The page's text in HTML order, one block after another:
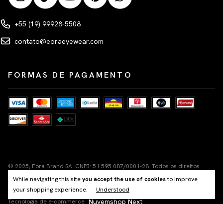
While navigating this siteyou accept the use of cookiesto improve
your shopping experience.
Understood
+55 (19) 99928-5508
contato@eoraeyewear.com
FORMAS DE PAGAMENTO
© 2025, Eora Brand SA. CNPJ: 51.595.087/0001-28. Todos os direitos
Cep 01011-100
Tecnologia de e-commerce Nuvemshop Next